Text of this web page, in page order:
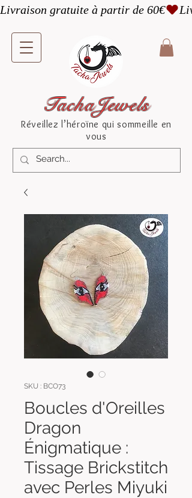
TachaJewels
Réveillez l’héroïne qui sommeille en
vous
Livraison gratuite à partir de 60€
SKU : BCO73
Boucles d'Oreilles
Dragon
Énigmatique :
Tissage Brickstitch
avec Perles Miyuki